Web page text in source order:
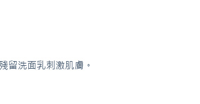
留洗面乳刺激肌膚。